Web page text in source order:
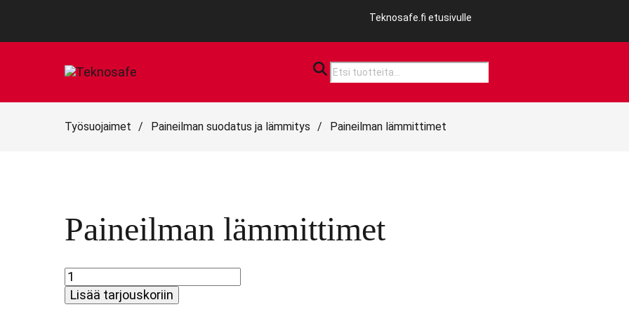
Teknosafe.fi etusivulle
Products
search
Työsuojaimet / Paineilman suodatus ja lämmitys / Paineilman lämmittimet
Paineilman lämmittimet
Paineilman
lämmittimet
määrä
Lisää tarjouskoriin